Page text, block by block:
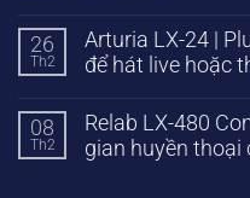
26
Th2
Arturia LX-24 |
để hát live hoặc
08
Th2
Relab LX-480
gian huyền thoại